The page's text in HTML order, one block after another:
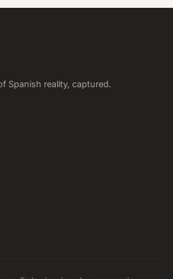
Spanish reality, captured.